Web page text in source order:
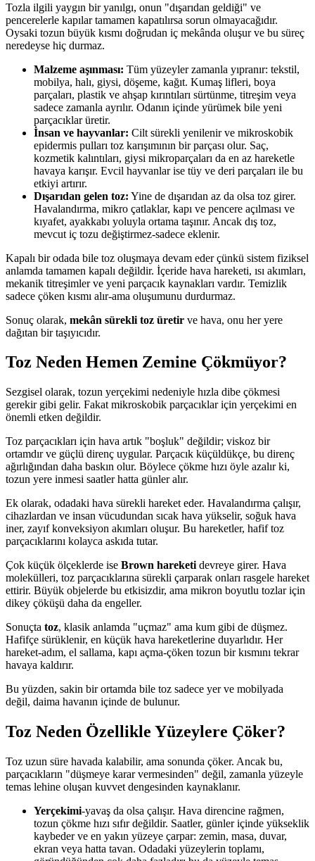
Tozla ilgili yaygın bir yanılgı, onun "dışarıdan geldiği" ve
pencerelerle kapılar tamamen kapatılırsa sorun olmayacağıdır.
Oysaki tozun büyük kısmı doğrudan iç mekânda oluşur ve bu süreç
neredeyse hiç durmaz.
Malzeme aşınması: Tüm yüzeyler zamanla yıpranır: tekstil,
mobilya, halı, giysi, döşeme, kağıt. Kumaş lifleri, boya
parçaları, plastik ve ahşap kırıntıları sürtünme, titreşim veya
sadece zamanla ayrılır. Odanın içinde yürümek bile yeni
parçacıklar üretir.
İnsan ve hayvanlar: Cilt sürekli yenilenir ve mikroskobik
epidermis pulları toz karışımının bir parçası olur. Saç,
kozmetik kalıntıları, giysi mikroparçaları da en az hareketle
havaya karışır. Evcil hayvanlar ise tüy ve deri parçaları ile bu
etkiyi artırır.
Dışarıdan gelen toz: Yine de dışarıdan az da olsa toz girer.
Havalandırma, mikro çatlaklar, kapı ve pencere açılması ve
kıyafet, ayakkabı yoluyla ortama taşınır. Ancak dış toz,
mevcut iç tozu değiştirmez-sadece eklenir.
Kapalı bir odada bile toz oluşmaya devam eder çünkü sistem fiziksel
anlamda tamamen kapalı değildir. İçeride hava hareketi, ısı akımları,
mekanik titreşimler ve yeni parçacık kaynakları vardır. Temizlik
sadece çöken kısmı alır-ama oluşumunu durdurmaz.
Sonuç olarak, mekân sürekli toz üretir ve hava, onu her yere
dağıtan bir taşıyıcıdır.
Toz Neden Hemen Zemine Çökmüyor?
Sezgisel olarak, tozun yerçekimi nedeniyle hızla dibe çökmesi
gerekir gibi gelir. Fakat mikroskobik parçacıklar için yerçekimi en
önemli etken değildir.
Toz parçacıkları için hava artık "boşluk" değildir; viskoz bir
ortamdır ve güçlü direnç uygular. Parçacık küçüldükçe, bu direnç
ağırlığından daha baskın olur. Böylece çökme hızı öyle azalır ki,
tozun yere inmesi saatler hatta günler alır.
Ek olarak, odadaki hava sürekli hareket eder. Havalandırma çalışır,
cihazlardan ve insan vücudundan sıcak hava yükselir, soğuk hava
iner, zayıf konveksiyon akımları oluşur. Bu hareketler, hafif toz
parçacıklarını kolayca askıda tutar.
Çok küçük ölçeklerde ise Brown hareketi devreye girer. Hava
molekülleri, toz parçacıklarına sürekli çarparak onları rasgele hareket
ettirir. Büyük objelerde bu etkisizdir, ama mikron boyutlu tozlar için
dikey çöküşü daha da engeller.
Sonuçta toz, klasik anlamda "uçmaz" ama kum gibi de düşmez.
Hafifçe sürüklenir, en küçük hava hareketlerine duyarlıdır. Her
hareket-adım, el sallama, kapı açma-çöken tozun bir kısmını tekrar
havaya kaldırır.
Bu yüzden, sakin bir ortamda bile toz sadece yer ve mobilyada
değil, daima havanın içinde de bulunur.
Toz Neden Özellikle Yüzeylere Çöker?
Toz uzun süre havada kalabilir, ama sonunda çöker. Ancak bu,
parçacıkların "düşmeye karar vermesinden" değil, zamanla yüzeyle
temas lehine oluşan kuvvet dengesinden kaynaklanır.
Yerçekimi-yavaş da olsa çalışır. Hava direncine rağmen,
tozun çökme hızı sıfır değildir. Saatler, günler içinde yükseklik
kaybeder ve en yakın yüzeye çarpar: zemin, masa, duvar,
ekran veya hatta tavan. Odadaki yüzeylerin toplamı,